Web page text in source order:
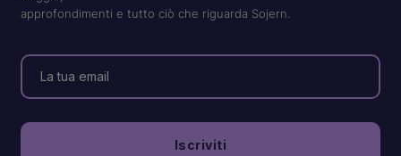
approfondimenti e tutto ciò che riguarda Sojern.